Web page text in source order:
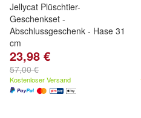
Jellycat Plüschtier-
Geschenkset -
Abschlussgeschenk - Hase 31
cm
23,98 €
57,00 €
Kostenloser Versand